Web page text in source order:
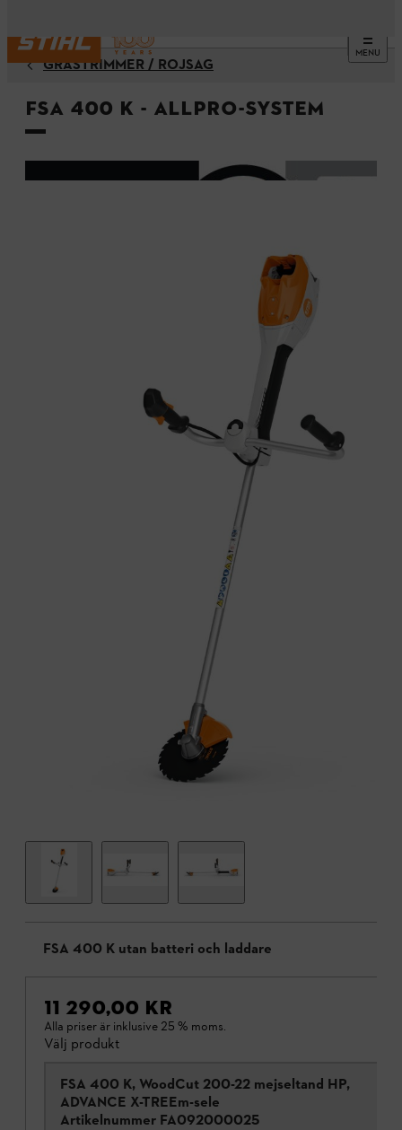
MENU
GRÄSTRIMMER / RÖJSÅG
FSA 400 K - ALLPRO-system
FSA 400 K utan batteri och laddare
11 290,00 KR
Alla priser är inklusive 25 % moms.
Välj produkt
FSA 400 K, WoodCut 200-22 mejseltand HP,
ADVANCE X-TREEm-sele
Artikelnummer FA092000025